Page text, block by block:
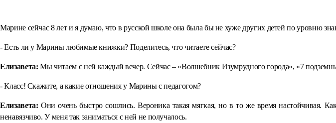
Марине сейчас 8 лет и я думаю, что в русской школе она была бы не хуже других детей по уровню
- Есть ли у Марины любимые книжки? Поделитесь, что читаете сейчас?
Елизавета: Мы читаем с ней каждый вечер. Сейчас – «Волшебник Изумрудного города», «7
- Класс! Скажите, а какие отношения у Марины с педагогом?
Елизавета: Они очень быстро сошлись. Вероника такая мягкая, но в то же время настойчивая.
ненавязчиво. У меня так заниматься с ней не получалось.